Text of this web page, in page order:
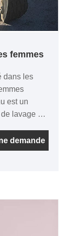
femmes
dans les
est un
lavage de
toujours
la vie, le
de la vie,
de la vie,
demande